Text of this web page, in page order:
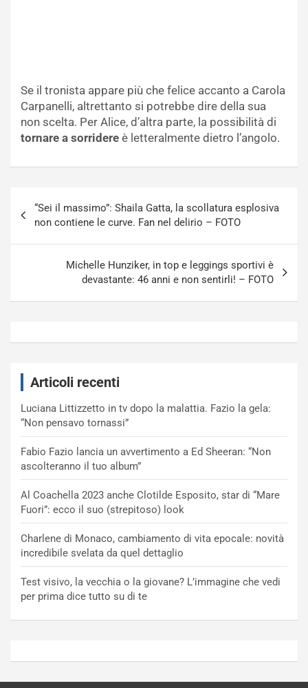
Se il tronista appare più che felice accanto a Carola
Carpanelli, altrettanto si potrebbe dire della sua
non scelta. Per Alice, d’altra parte, la possibilità di
tornare a sorridere è letteralmente dietro l’angolo.
articoli
“Sei il massimo”: Shaila Gatta, la scollatura esplosiva
non contiene le curve. Fan nel delirio – FOTO
Michelle Hunziker, in top e leggings sportivi è
devastante: 46 anni e non sentirli! – FOTO
Articoli recenti
Luciana Littizzetto in tv dopo la malattia. Fazio la gela:
“Non pensavo tornassi”
Fabio Fazio lancia un avvertimento a Ed Sheeran: “Non
ascolteranno il tuo album”
Al Coachella 2023 anche Clotilde Esposito, star di “Mare
Fuori”: ecco il suo (strepitoso) look
Charlene di Monaco, cambiamento di vita epocale: novità
incredibile svelata da quel dettaglio
Test visivo, la vecchia o la giovane? L’immagine che vedi
per prima dice tutto su di te